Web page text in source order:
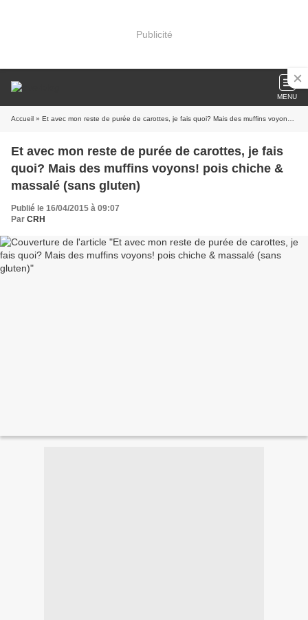
Publicité
MENU
Accueil » Et avec mon reste de purée de carottes, je fais quoi? Mais des muffins voyons! pois chiche & massalé (sans gluten)
Et avec mon reste de purée de carottes, je fais
quoi? Mais des muffins voyons! pois chiche &
massalé (sans gluten)
Publié le 16/04/2015 à 09:07
Par CRH